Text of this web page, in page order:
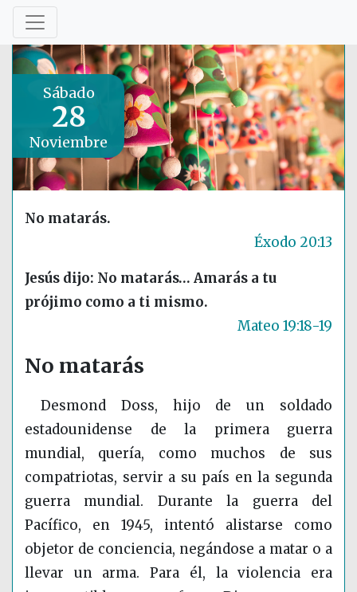
Sábado
28
Noviembre
No matarás.
Éxodo 20:13
Jesús dijo: No matarás… Amarás a tu
prójimo como a ti mismo.
Mateo 19:18-19
No matarás
Desmond Doss, hijo de un soldado
estadounidense de la primera guerra
mundial, quería, como muchos de sus
compatriotas, servir a su país en la segunda
guerra mundial. Durante la guerra del
Pacífico, en 1945, intentó alistarse como
objetor de conciencia, negándose a matar o a
llevar un arma. Para él, la violencia era